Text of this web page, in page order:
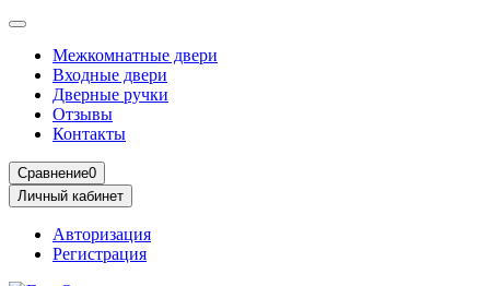
Межкомнатные двери
Входные двери
Дверные ручки
Отзывы
Контакты
Сравнение0
Личный кабинет
Авторизация
Регистрация